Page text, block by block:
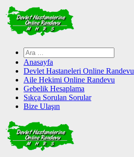
Skip
to
content
Arama:
Anasayfa
Devlet Hastaneleri Online Randevu
Aile Hekimi Online Randevu
Gebelik Hesaplama
Sıkça Sorulan Sorular
Bize Ulaşın